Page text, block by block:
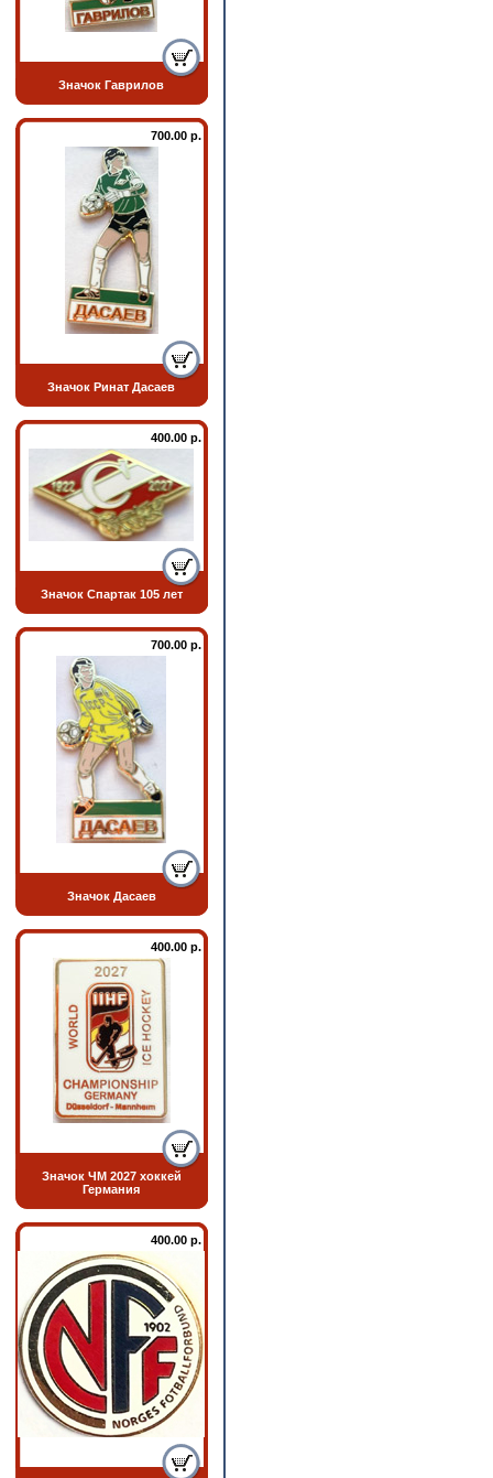
Значок Гаврилов
700.00 р.
Значок Ринат Дасаев
400.00 р.
Значок Спартак 105 лет
700.00 р.
Значок Дасаев
400.00 р.
Значок ЧМ 2027 хоккей
Германия
400.00 р.